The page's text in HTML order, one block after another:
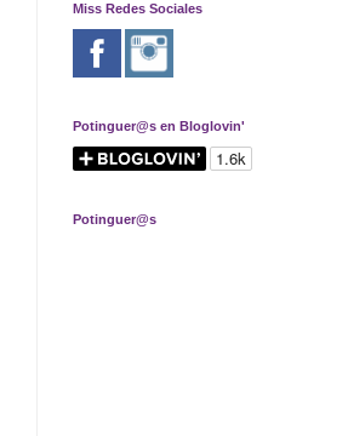
Miss Redes Sociales
Potinguer@s en Bloglovin'
Potinguer@s